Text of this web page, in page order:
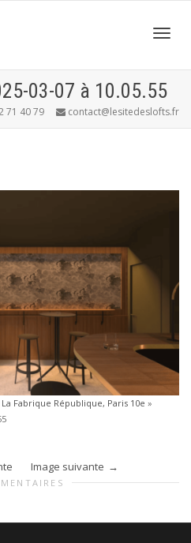
03-07 à 10.05.55
71 40 79 contact@lesitedeslofts.fr
Fabrique République, Paris 10e »
Image suivante